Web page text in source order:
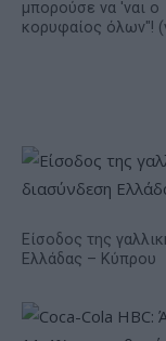
μπορούσε να 'ναι ο
κορυφαίος όλων"!
Είσοδος της
Ελλάδας – Κύπρου